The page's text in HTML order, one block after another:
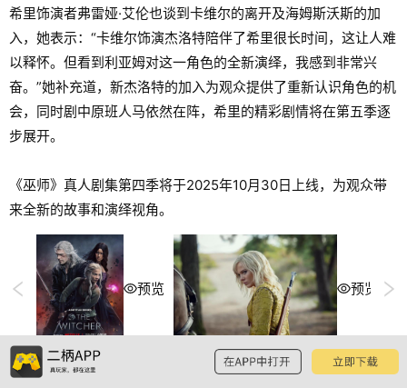
希里饰演者弗雷娅·艾伦也谈到卡维尔的离开及海姆斯沃斯的加
入，她表示：“卡维尔饰演杰洛特陪伴了希里很长时间，这让人难
以释怀。但看到利亚姆对这一角色的全新演绎，我感到非常兴
奋。”她补充道，新杰洛特的加入为观众提供了重新认识角色的机
会，同时剧中原班人马依然在阵，希里的精彩剧情将在第五季逐
步展开。
《巫师》真人剧集第四季将于2025年10月30日上线，为观众带
来全新的故事和演绎视角。
预览 预览